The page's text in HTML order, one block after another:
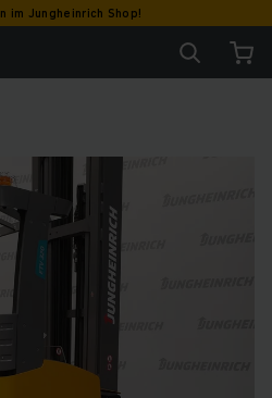
im Jungheinrich Shop!